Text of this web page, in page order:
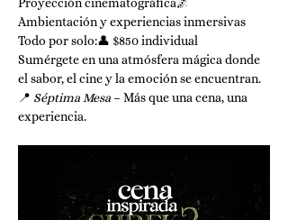
Ambientación y experiencias inmersivas
Todo por solo:👤 $850 individual
Sumérgete en una atmósfera mágica donde
el sabor, el cine y la emoción se encuentran.
📍 Séptima Mesa – Más que una cena, una
experiencia.